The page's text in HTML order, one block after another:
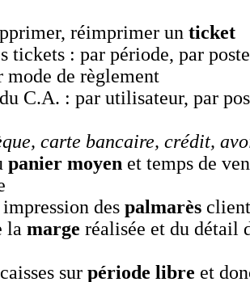
réimprimer un ticket
tickets : par période, par
mode de règlement
du C.A. : par utilisateur, par
carte bancaire, crédit,
panier moyen et temps de
des palmarès
la marge réalisée et du détail
sur période libre et